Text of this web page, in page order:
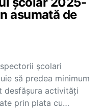
asumată de
școlari
să predea minimum
desfășura activități
prin plata cu…